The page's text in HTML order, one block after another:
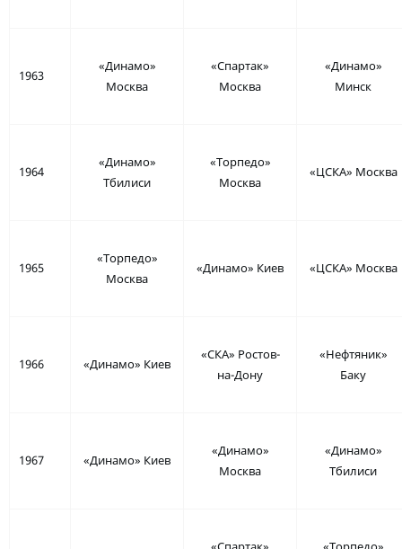
1963
«Динамо»
Москва
«Спартак»
Москва
«Динамо»
Минск
1964
«Динамо»
Тбилиси
«Торпедо»
Москва
«ЦСКА» Москва
1965
«Торпедо»
Москва
«Динамо» Киев «ЦСКА» Москва
1966 «Динамо» Киев
«СКА» Ростов-
на-Дону
«Нефтяник»
Баку
1967 «Динамо» Киев
«Динамо»
Москва
«Динамо»
Тбилиси